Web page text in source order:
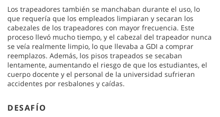
Los trapeadores también se manchaban durante el uso, lo
que requería que los empleados limpiaran y secaran los
cabezales de los trapeadores con mayor frecuencia. Este
proceso llevó mucho tiempo, y el cabezal del trapeador nunca
se veía realmente limpio, lo que llevaba a GDI a comprar
reemplazos. Además, los pisos trapeados se secaban
lentamente, aumentando el riesgo de que los estudiantes, el
cuerpo docente y el personal de la universidad sufrieran
accidentes por resbalones y caídas.
DESAFÍO